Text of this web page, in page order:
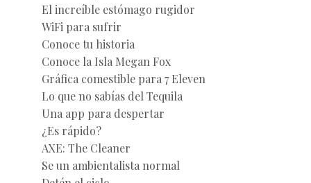
El increíble estómago rugidor
WiFi para sufrir
Conoce tu historia
Conoce la Isla Megan Fox
Gráfica comestible para 7 Eleven
Lo que no sabías del Tequila
Una app para despertar
¿Es rápido?
AXE: The Cleaner
Se un ambientalista normal